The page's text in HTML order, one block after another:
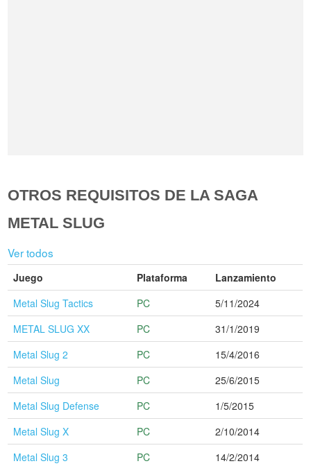
OTROS REQUISITOS DE LA SAGA
METAL SLUG
Ver todos
Juego Plataforma
Lanzamiento
Metal Slug Tactics
PC
5/11/2024
METAL SLUG XX
PC
31/1/2019
Metal Slug 2
PC
15/4/2016
Metal Slug
PC
25/6/2015
Metal Slug Defense
PC
1/5/2015
Metal Slug X
PC
2/10/2014
Metal Slug 3
PC 14/2/2014